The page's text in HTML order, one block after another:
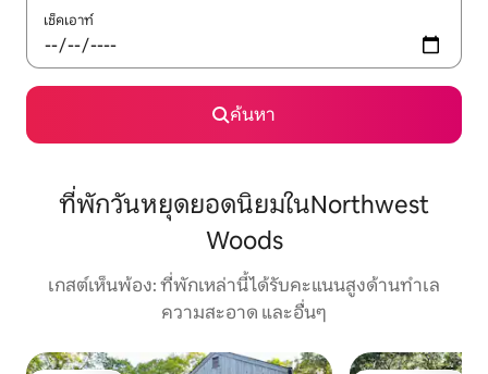
เช็คเอาท์
ค้นหา
ที่พักวันหยุดยอดนิยมในNorthwest
Woods
เกสต์เห็นพ้อง: ที่พักเหล่านี้ได้รับคะแนนสูงด้านทำเล
ความสะอาด และอื่นๆ